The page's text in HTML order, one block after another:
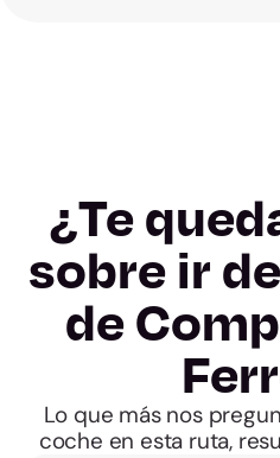
¿Te
sobre ir
de
Lo que más nos
coche en esta ruta,